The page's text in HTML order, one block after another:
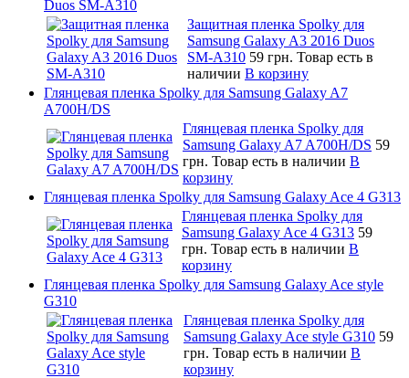
Duos SM-A310
Защитная пленка Spolky для
Samsung Galaxy A3 2016 Duos
SM-A310 59 грн. Товар есть в
наличии В корзину
Глянцевая пленка Spolky для Samsung Galaxy A7
A700H/DS
Глянцевая пленка Spolky для
Samsung Galaxy A7 A700H/DS 59
грн. Товар есть в наличии В
корзину
Глянцевая пленка Spolky для Samsung Galaxy Ace 4 G313
Глянцевая пленка Spolky для
Samsung Galaxy Ace 4 G313 59
грн. Товар есть в наличии В
корзину
Глянцевая пленка Spolky для Samsung Galaxy Ace style
G310
Глянцевая пленка Spolky для
Samsung Galaxy Ace style G310 59
грн. Товар есть в наличии В
корзину